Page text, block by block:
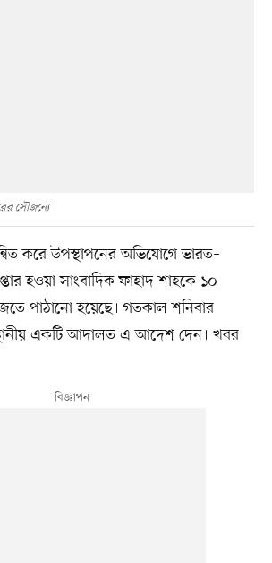
সৌজন্যে
করে উপস্থাপনের অভিযোগে ভারত–
হওয়া সাংবাদিক ফাহাদ শাহকে ১০
পাঠানো হয়েছে। গতকাল শনিবার
একটি আদালত এ আদেশ দেন। খবর